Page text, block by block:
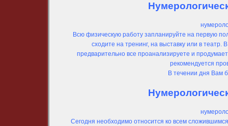
Всю физическую работу запланируйте на первую
сходите на тренинг, на выставку или в
предварительно все проанализируете и
рекомендуется
В течении дня Вам
Сегодня необходимо относится ко всем